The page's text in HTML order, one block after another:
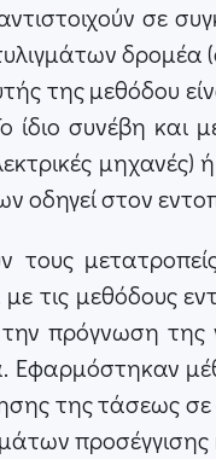
σε
της μεθόδου
ίδιο συνέβη
οδηγεί στον
τις μεθόδους
πρόγνωση της
της τάσεως